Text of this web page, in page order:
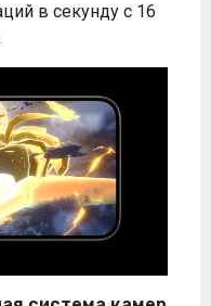
в секунду с 16